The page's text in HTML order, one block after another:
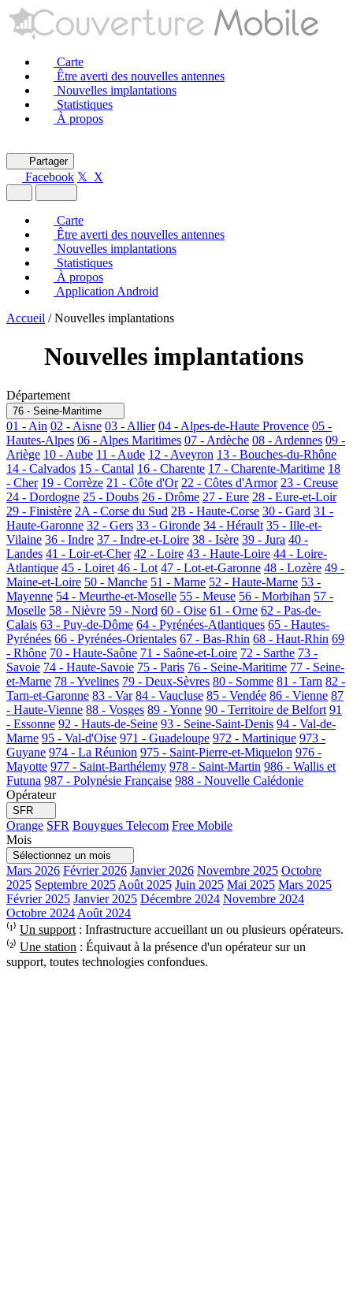
Carte
Être averti des nouvelles antennes
Nouvelles implantations
Statistiques
À propos
Partager
Facebook 𝕏 X
Carte
Être averti des nouvelles antennes
Nouvelles implantations
Statistiques
À propos
Application Android
Accueil / Nouvelles implantations
Nouvelles implantations
Département
76 - Seine-Maritime
01 - Ain 02 - Aisne 03 - Allier 04 - Alpes-de-Haute Provence 05 -
Hautes-Alpes 06 - Alpes Maritimes 07 - Ardèche 08 - Ardennes 09 -
Ariège 10 - Aube 11 - Aude 12 - Aveyron 13 - Bouches-du-Rhône
14 - Calvados 15 - Cantal 16 - Charente 17 - Charente-Maritime 18
- Cher 19 - Corrèze 21 - Côte d'Or 22 - Côtes d'Armor 23 - Creuse
24 - Dordogne 25 - Doubs 26 - Drôme 27 - Eure 28 - Eure-et-Loir
29 - Finistère 2A - Corse du Sud 2B - Haute-Corse 30 - Gard 31 -
Haute-Garonne 32 - Gers 33 - Gironde 34 - Hérault 35 - Ille-et-
Vilaine 36 - Indre 37 - Indre-et-Loire 38 - Isère 39 - Jura 40 -
Landes 41 - Loir-et-Cher 42 - Loire 43 - Haute-Loire 44 - Loire-
Atlantique 45 - Loiret 46 - Lot 47 - Lot-et-Garonne 48 - Lozère 49 -
Maine-et-Loire 50 - Manche 51 - Marne 52 - Haute-Marne 53 -
Mayenne 54 - Meurthe-et-Moselle 55 - Meuse 56 - Morbihan 57 -
Moselle 58 - Nièvre 59 - Nord 60 - Oise 61 - Orne 62 - Pas-de-
Calais 63 - Puy-de-Dôme 64 - Pyrénées-Atlantiques 65 - Hautes-
Pyrénées 66 - Pyrénées-Orientales 67 - Bas-Rhin 68 - Haut-Rhin 69
- Rhône 70 - Haute-Saône 71 - Saône-et-Loire 72 - Sarthe 73 -
Savoie 74 - Haute-Savoie 75 - Paris 76 - Seine-Maritime 77 - Seine-
et-Marne 78 - Yvelines 79 - Deux-Sèvres 80 - Somme 81 - Tarn 82 -
Tarn-et-Garonne 83 - Var 84 - Vaucluse 85 - Vendée 86 - Vienne 87
- Haute-Vienne 88 - Vosges 89 - Yonne 90 - Territoire de Belfort 91
- Essonne 92 - Hauts-de-Seine 93 - Seine-Saint-Denis 94 - Val-de-
Marne 95 - Val-d'Oise 971 - Guadeloupe 972 - Martinique 973 -
Guyane 974 - La Réunion 975 - Saint-Pierre-et-Miquelon 976 -
Mayotte 977 - Saint-Barthélemy 978 - Saint-Martin 986 - Wallis et
Futuna 987 - Polynésie Française 988 - Nouvelle Calédonie
Opérateur
SFR
Orange SFR Bouygues Telecom Free Mobile
Mois
Sélectionnez un mois
Mars 2026 Février 2026 Janvier 2026 Novembre 2025 Octobre
2025 Septembre 2025 Août 2025 Juin 2025 Mai 2025 Mars 2025
Février 2025 Janvier 2025 Décembre 2024 Novembre 2024
Octobre 2024 Août 2024
⁽¹⁾ Un support : Infrastructure accueillant un ou plusieurs opérateurs.
⁽²⁾ Une station : Équivaut à la présence d'un opérateur sur un
support, toutes technologies confondues.